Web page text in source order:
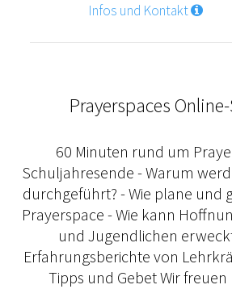
Infos und Kontakt
Prayerspaces
60 Minuten rund um
Schuljahresende - Warum
durchgeführt? - Wie plane und
Prayerspace - Wie kann
und Jugendlichen
Erfahrungsberichte von
Tipps und Gebet Wir freuen